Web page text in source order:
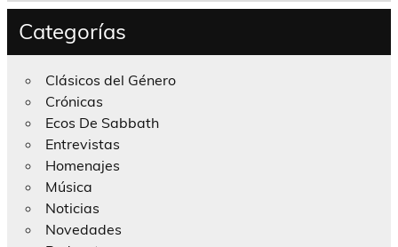
Categorías
Clásicos del Género
Crónicas
Ecos De Sabbath
Entrevistas
Homenajes
Música
Noticias
Novedades